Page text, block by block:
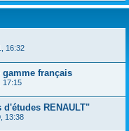
16:32
français
17:15
RENAULT"
13:38